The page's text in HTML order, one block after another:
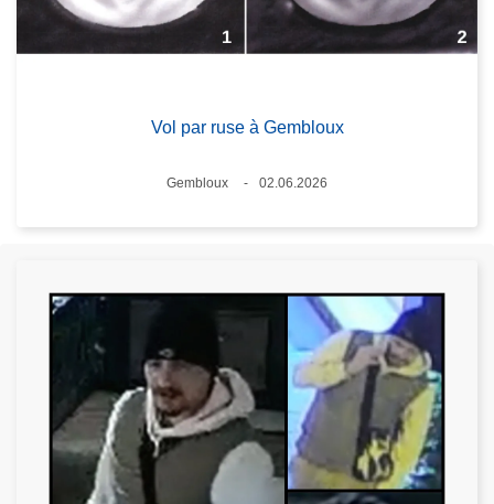
Vol par ruse à Gembloux
Lieux
Gembloux
02.06.2026